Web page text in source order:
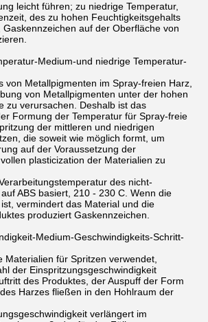
leicht führen; zu niedrige Temperatur,
des zu hohen Feuchtigkeitsgehalts
auf der Oberfläche von
Medium-und niedrige Temperatur-
von Metallpigmenten im Spray-freien Harz,
von Metallpigmenten unter der hohen
zu verursachen. Deshalb ist das
Formung der Temperatur für Spray-freie
der mittleren und niedrigen
die soweit wie möglich formt, um
auf der Voraussetzung der
plasticization der Materialien zu
des nicht-
ABS basiert, 210 - 230 C. Wenn die
vermindert das Material und die
produziert Gaskennzeichen.
Medium-Geschwindigkeits-Schritt-
Materialien für Spritzen verwendet,
der Einspritzungsgeschwindigkeit
des Produktes, der Auspuff der Form
Harzes fließen in den Hohlraum der
verlängert im